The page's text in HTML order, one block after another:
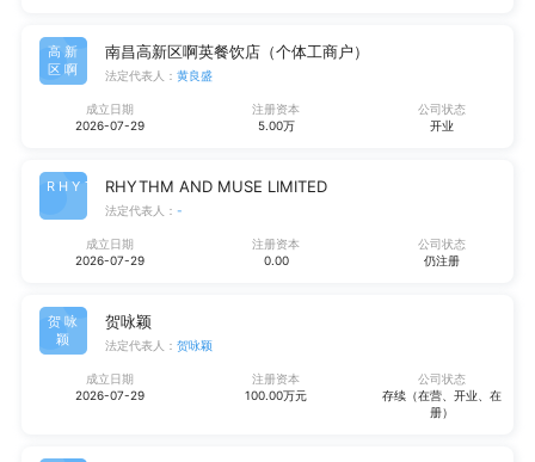
高新
区啊
南昌高新区啊英餐饮店（个体工商户）
法定代表人： 黄良盛
成立日期
2026-07-29
注册资本
5.00万
公司状态
开业
RHYT RHYTHM AND MUSE LIMITED
法定代表人： -
成立日期
2026-07-29
注册资本
0.00
公司状态
仍注册
贺咏
颖
贺咏颖
法定代表人： 贺咏颖
成立日期
2026-07-29
注册资本
100.00万元
公司状态
存续（在营、开业、在
册）